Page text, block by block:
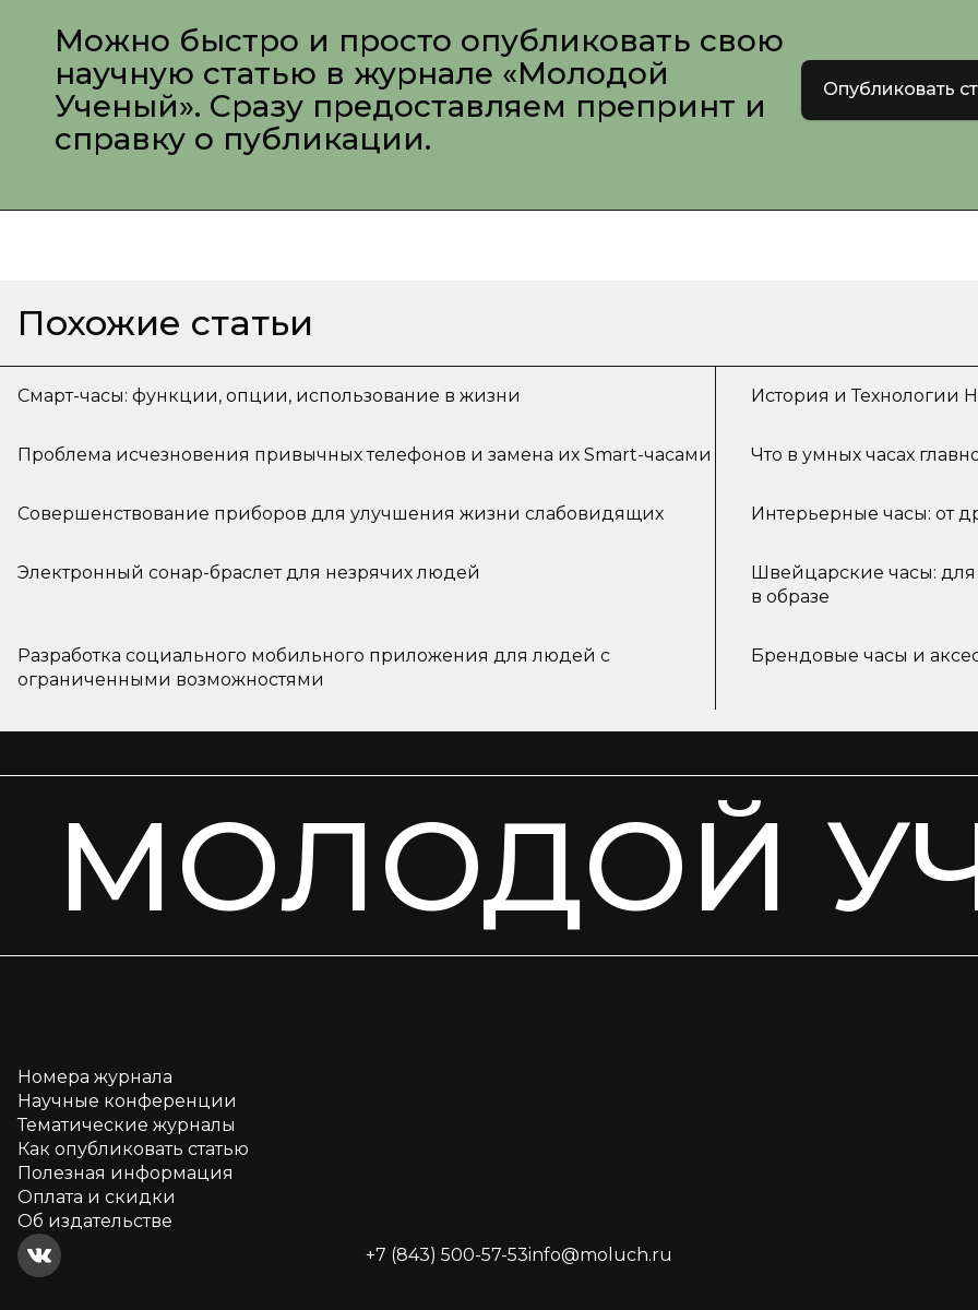
Можно быстро и просто опубликовать свою
научную статью в журнале «Молодой
Ученый». Сразу предоставляем препринт и
справку о публикации.
Опубликовать
Похожие статьи
Смарт-часы: функции, опции, использование в жизни История и Технологии
Проблема исчезновения привычных телефонов и замена их Smart-часами Что в умных часах
Совершенствование приборов для улучшения жизни слабовидящих Интерьерные часы: от
Электронный сонар-браслет для незрячих людей
Швейцарские часы: для
в образе
Разработка социального мобильного приложения для людей с
ограниченными возможностями
Брендовые часы и
МОЛОДОЙ
Номера журнала
Научные конференции
Тематические журналы
Как опубликовать статью
Полезная информация
Оплата и скидки
Об издательстве
+7 (843) 500-57-53info@moluch.ru